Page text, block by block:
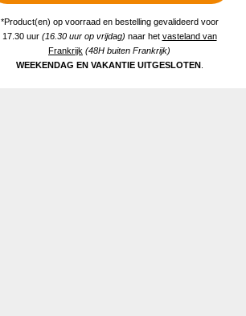
*Product(en) op voorraad en bestelling gevalideerd voor
17.30 uur (16.30 uur op vrijdag) naar het vasteland van
Frankrijk (48H buiten Frankrijk)
WEEKENDAG EN VAKANTIE UITGESLOTEN.